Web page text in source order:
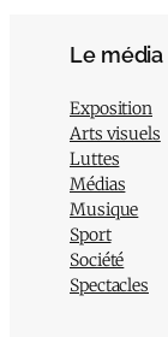
Le média
Exposition
Arts visuels
Luttes
Médias
Musique
Sport
Société
Spectacles